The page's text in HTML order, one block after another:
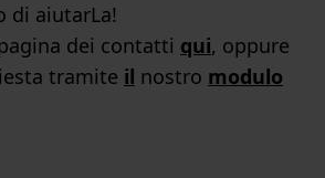
di aiutarLa!
dei contatti qui, oppure
tramite il nostro modulo